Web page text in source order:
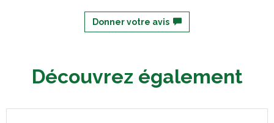
Donner votre avis
Découvrez également